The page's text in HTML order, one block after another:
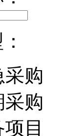
L60核心零部件配套
采购
采购
目